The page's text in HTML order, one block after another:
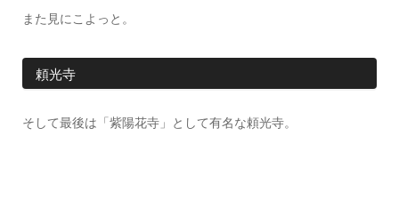
また見にこよっと。
頼光寺
そして最後は「紫陽花寺」として有名な頼光寺。